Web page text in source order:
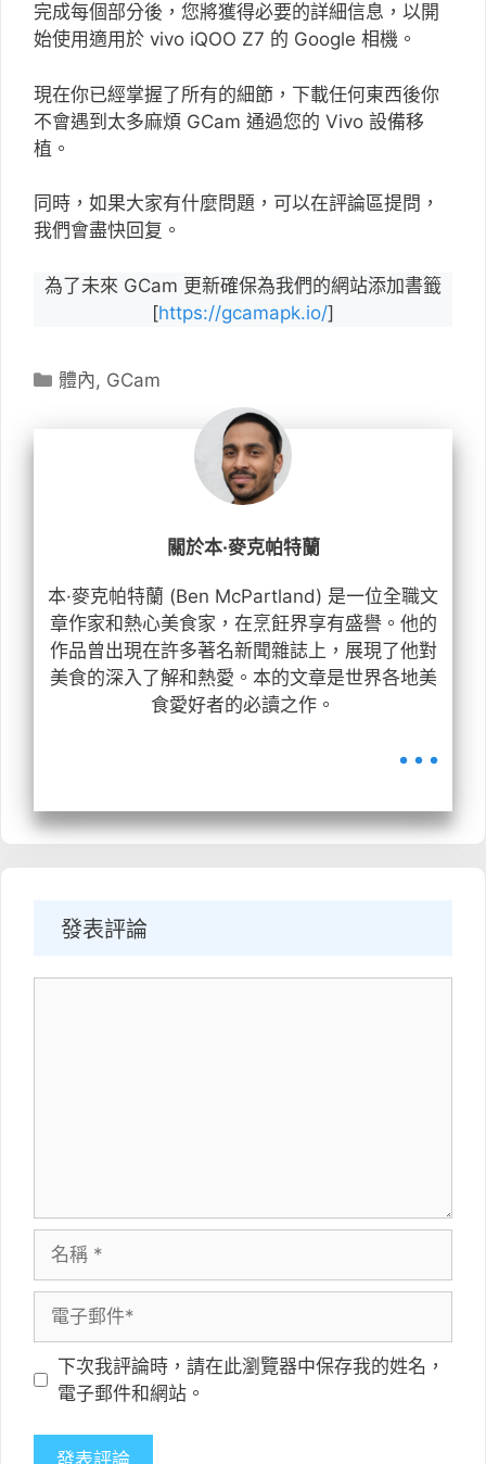
完成每個部分後，您將獲得必要的詳細信息，以開
始使用適用於 vivo iQOO Z7 的 Google 相機。
現在你已經掌握了所有的細節，下載任何東西後你
不會遇到太多麻煩 GCam 通過您的 Vivo 設備移
植。
同時，如果大家有什麼問題，可以在評論區提問，
我們會盡快回复。
為了未來 GCam 更新確保為我們的網站添加書籤
[https://gcamapk.io/]
分
體內, GCam
關於本·麥克帕特蘭
本·麥克帕特蘭 (Ben McPartland) 是一位全職文
章作家和熱心美食家，在烹飪界享有盛譽。他的
作品曾出現在許多著名新聞雜誌上，展現了他對
美食的深入了解和熱愛。本的文章是世界各地美
食愛好者的必讀之作。
...
發表評論
方
下次我評論時，請在此瀏覽器中保存我的姓名，
電子郵件和網站。